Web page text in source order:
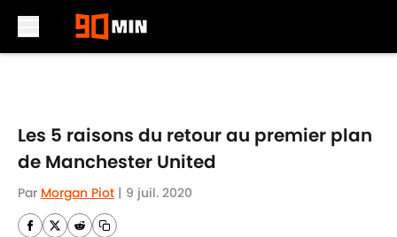
Les 5 raisons du retour au premier plan
de Manchester United
Par Morgan Piot | 9 juil. 2020